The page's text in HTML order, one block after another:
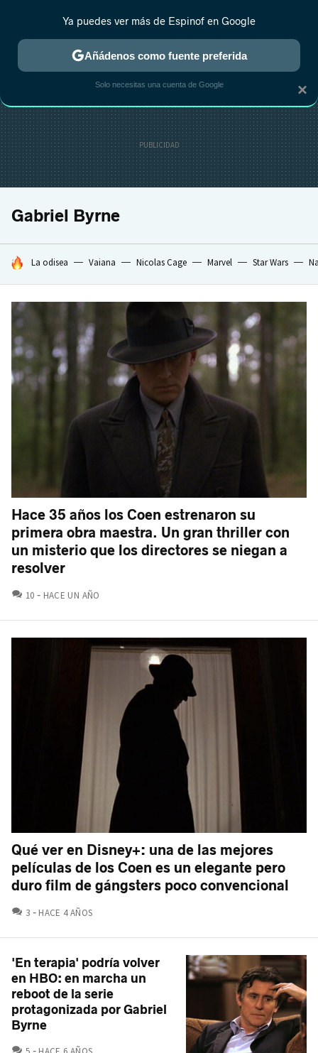
ESTRENOS REALITY ANIME RANKINGS CINE
Gabriel Byrne
HOY SE HABLA DE
La odisea Vaiana Nicolas Cage Marvel Star Wars
Hace 35 años los Coen estrenaron su
primera obra maestra. Un gran thriller con
un misterio que los directores se niegan a
resolver
10 COMENTARIOS
HACE UN AÑO
Qué ver en Disney+: una de las mejores
películas de los Coen es un elegante pero
duro film de gángsters poco convencional
3 COMENTARIOS
HACE 4 AÑOS
'En terapia' podría volver
en HBO: en marcha un
reboot de la serie
protagonizada por Gabriel
Byrne
COMENTARIOS
×
Ya puedes ver más de Espinof en Google
Añádenos como fuente preferida
Solo necesitas una cuenta de Google